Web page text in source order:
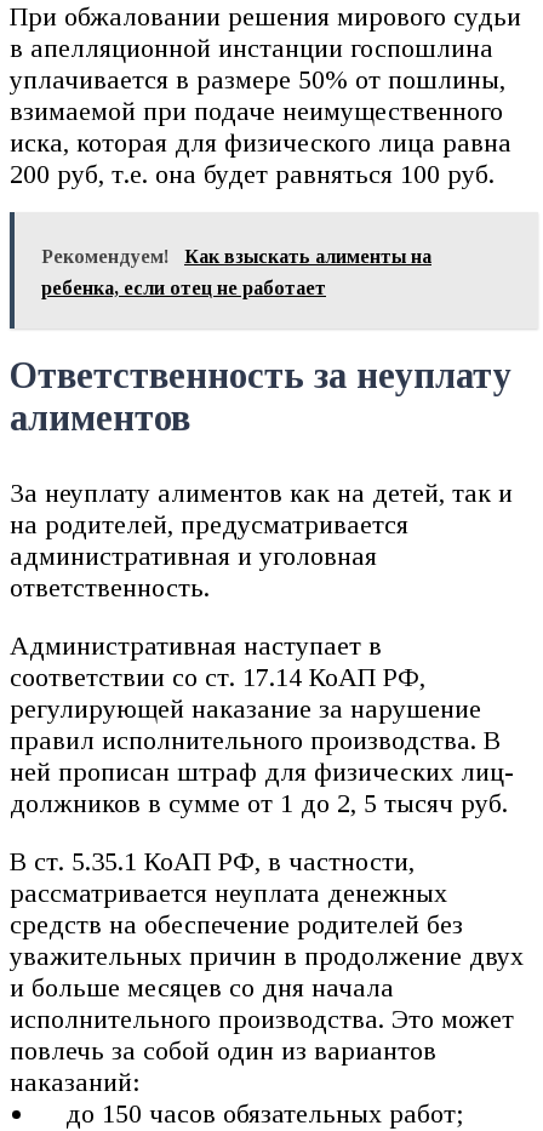
При обжаловании решения мирового судьи
в апелляционной инстанции госпошлина
уплачивается в размере 50% от пошлины,
взимаемой при подаче неимущественного
иска, которая для физического лица равна
200 руб, т.е. она будет равняться 100 руб.
Рекомендуем!
Как взыскать алименты на
ребенка, если отец не работает
Ответственность за неуплату
алиментов
За неуплату алиментов как на детей, так и
на родителей, предусматривается
административная и уголовная
ответственность.
Административная наступает в
соответствии со ст. 17.14 КоАП РФ,
регулирующей наказание за нарушение
правил исполнительного производства. В
ней прописан штраф для физических лиц-
должников в сумме от 1 до 2, 5 тысяч руб.
В ст. 5.35.1 КоАП РФ, в частности,
рассматривается неуплата денежных
средств на обеспечение родителей без
уважительных причин в продолжение двух
и больше месяцев со дня начала
исполнительного производства. Это может
повлечь за собой один из вариантов
наказаний:
до 150 часов обязательных работ;